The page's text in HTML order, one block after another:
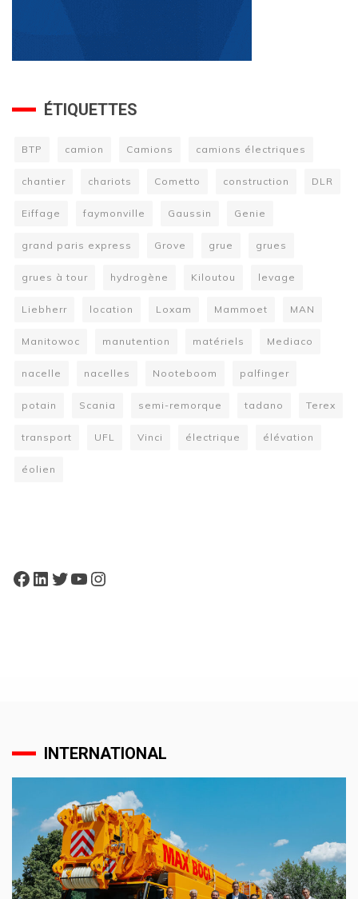
ÉTIQUETTES
BTP camion Camions camions électriques
chantier chariots Cometto construction DLR
Eiffage faymonville Gaussin Genie
grand paris express Grove grue grues
grues à tour hydrogène Kiloutou levage
Liebherr location Loxam Mammoet MAN
Manitowoc manutention matériels Mediaco
nacelle nacelles Nooteboom palfinger
potain Scania semi-remorque tadano Terex
transport UFL Vinci électrique élévation
éolien
Facebook
LinkedIn
Twitter
YouTube
Instagram
INTERNATIONAL